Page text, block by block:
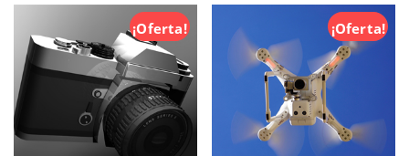
¡Oferta! ¡Oferta!